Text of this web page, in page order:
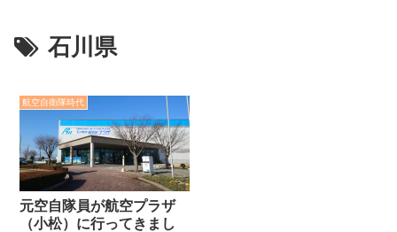
石川県
航空自衛隊時代
元空自隊員が航空プラザ
（小松）に行ってきまし